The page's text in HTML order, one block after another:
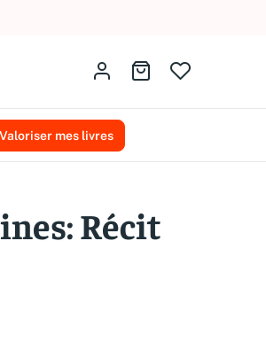
Identifiez-vousAller au panier
Valoriser mes livres
Récit